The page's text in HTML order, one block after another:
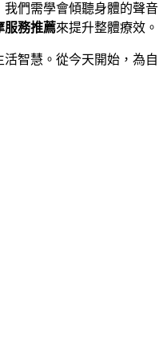
們需學會傾聽身體的聲
服務推薦來提升整體療效。
智慧。從今天開始，為